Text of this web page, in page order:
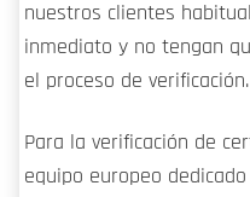
nuestros clientes
inmediato y no tengan
el proceso de verificación.
Para la verificación de
equipo europeo